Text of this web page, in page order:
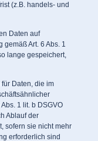
(z.B. handels- und
Daten auf
Art. 6 Abs. 1
lange gespeichert,
Daten, die im
1 lit. b DSGVO
Ablauf der
sofern sie nicht mehr
erforderlich sind